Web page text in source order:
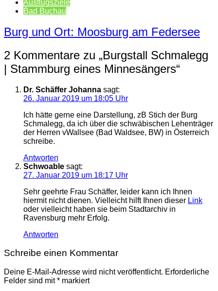
Ausflugsziele
Bad Buchau
Burg und Ort: Moosburg am Federsee
2 Kommentare zu „Burgstall Schmalegg
| Stammburg eines Minnesängers“
Dr. Schäffer Johanna sagt:
26. Januar 2019 um 18:05 Uhr
Ich hätte gerne eine Darstellung, zB Stich der Burg
Schmalegg, da ich über die schwäbischen Lehenträger
der Herren vWallsee (Bad Waldsee, BW) in Österreich
schreibe.
Antworten
Schwoable sagt:
27. Januar 2019 um 18:17 Uhr
Sehr geehrte Frau Schäffer, leider kann ich Ihnen
hiermit nicht dienen. Vielleicht hilft Ihnen dieser Link
oder vielleicht haben sie beim Stadtarchiv in
Ravensburg mehr Erfolg.
Antworten
Schreibe einen Kommentar
Deine E-Mail-Adresse wird nicht veröffentlicht. Erforderliche
Felder sind mit* markiert